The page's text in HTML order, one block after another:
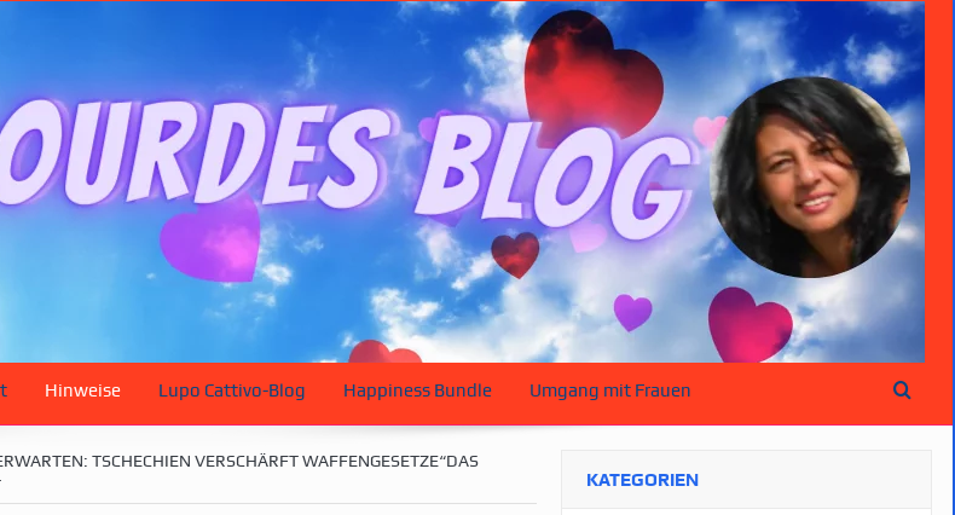
Hinweise Lupo Cattivo-Blog Happiness Bundle Umgang mit Frauen
TSCHECHIEN VERSCHÄRFT WAFFENGESETZE“DAS
KATEGORIEN